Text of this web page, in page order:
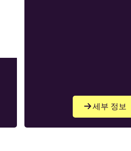
세부 정보